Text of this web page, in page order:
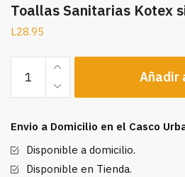
Toallas Sanitarias Kotex
L28.95
Sanitarias
Kotex
alas
10
und
Añadir
Envio a Domicilio en el Casco
Disponible a domicilio.
Disponible en Tienda.